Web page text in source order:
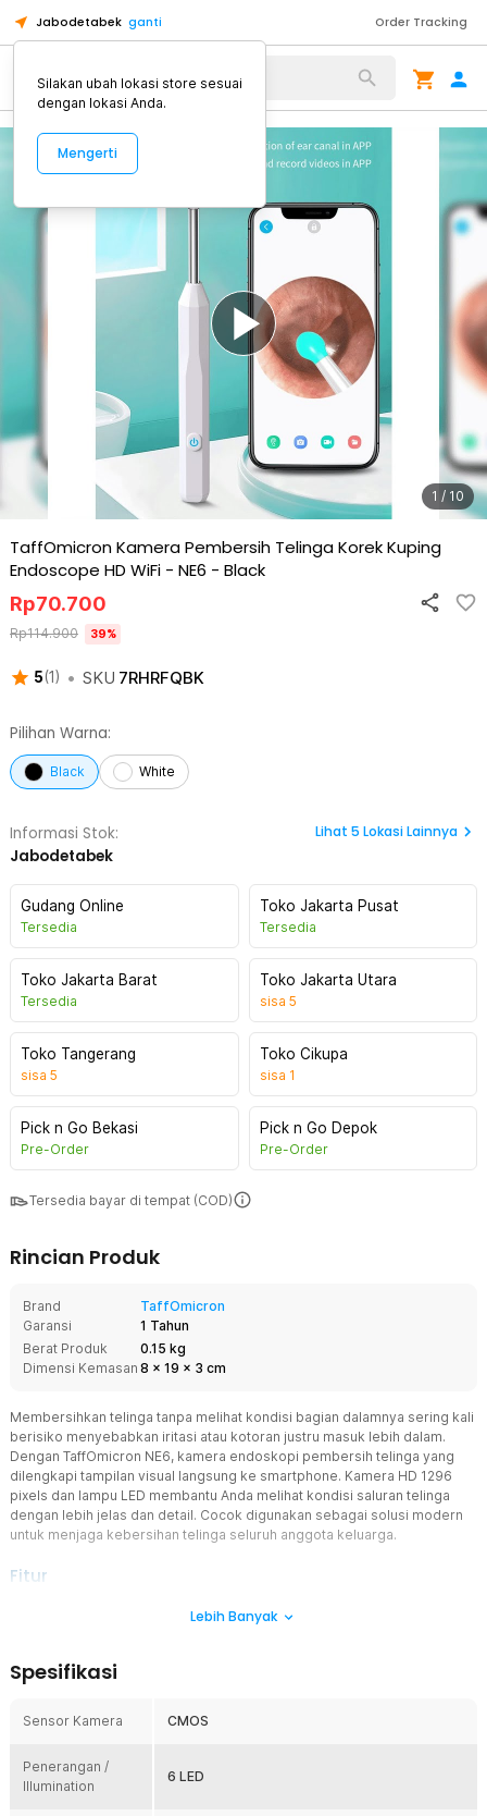
Jabodetabek ganti Order Tracking
Alat Kopi
1 / 10
TaffOmicron Kamera Pembersih Telinga Korek Kuping
Endoscope HD WiFi - NE6 - Black
5(1 ) • SKU 7RHRFQBK
Rp70.700
Rp114.900 39%
Pilihan Warna:
Black White
Informasi Stok:
Jabodetabek
Lihat 5 Lokasi Lainnya
Gudang Online
Tersedia
Toko Jakarta Pusat
Tersedia
Toko Jakarta Barat
Tersedia
Toko Jakarta Utara
sisa 5
Toko Tangerang
sisa 5
Toko Cikupa
sisa 1
Pick n Go Bekasi
Pre-Order
Pick n Go Depok
Pre-Order
Tersedia bayar di tempat (COD)
Rincian Produk
Brand
TaffOmicron
Garansi
1 Tahun
Berat Produk
0.15 kg
Dimensi Kemasan 8 x 19 x 3 cm
Membersihkan telinga tanpa melihat kondisi bagian dalamnya sering kali
berisiko menyebabkan iritasi atau kotoran justru masuk lebih dalam.
Dengan TaffOmicron NE6, kamera endoskopi pembersih telinga yang
dilengkapi tampilan visual langsung ke smartphone. Kamera HD 1296
pixels dan lampu LED membantu Anda melihat kondisi saluran telinga
dengan lebih jelas dan detail. Cocok digunakan sebagai solusi modern
untuk menjaga kebersihan telinga seluruh anggota keluarga.
Fitur
lebih tajam dan jelas. Visual detail membantu Anda melihat posisi
menjadi lebih aman. Kecepatan transmisi hingga 30 fps juga
Navigasi yang Mudah
Fitur 3 axis smart gyroscope membantu menjaga orientasi dan
Lebih Banyak
Spesifikasi
Sensor Kamera CMOS
Penerangan /
Illumination
6 LED
Silakan ubah lokasi store sesuai
dengan lokasi Anda.
Mengerti